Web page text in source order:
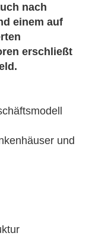
nach
einem auf
erschließt
und